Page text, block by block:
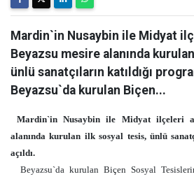
Mardin`in Nusaybin ile Midyat
Beyazsu mesire alanında
ünlü sanatçıların katıldığı
Beyazsu`da kurulan Biçen...
Mardin`in Nusaybin ile Midyat ilçeleri
alanında kurulan ilk sosyal tesis, ünlü
açıldı.
Beyazsu`da kurulan Biçen Sosyal